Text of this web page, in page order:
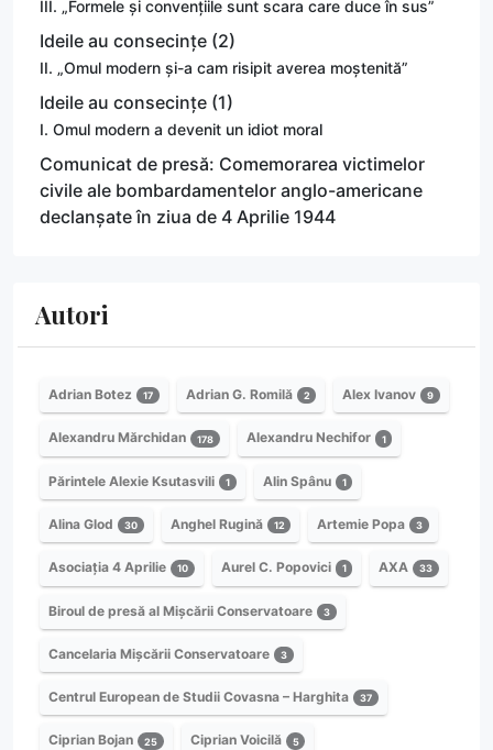
III. „Formele și convențiile sunt scara care duce în sus”
Ideile au consecințe (2)
II. „Omul modern și-a cam risipit averea moștenită”
Ideile au consecințe (1)
I. Omul modern a devenit un idiot moral
Comunicat de presă: Comemorarea victimelor
civile ale bombardamentelor anglo-americane
declanșate în ziua de 4 Aprilie 1944
Autori
Adrian Botez 17 Adrian G. Romilă 2 Alex Ivanov 9
Alexandru Mărchidan 178 Alexandru Nechifor 1
Părintele Alexie Ksutasvili 1 Alin Spânu 1
Alina Glod 30 Anghel Rugină 12 Artemie Popa 3
Asociația 4 Aprilie 10 Aurel C. Popovici 1 AXA 33
Biroul de presă al Mișcării Conservatoare 3
Cancelaria Mișcării Conservatoare 3
Centrul European de Studii Covasna – Harghita 37
Ciprian Bojan 25 Ciprian Voicilă 5